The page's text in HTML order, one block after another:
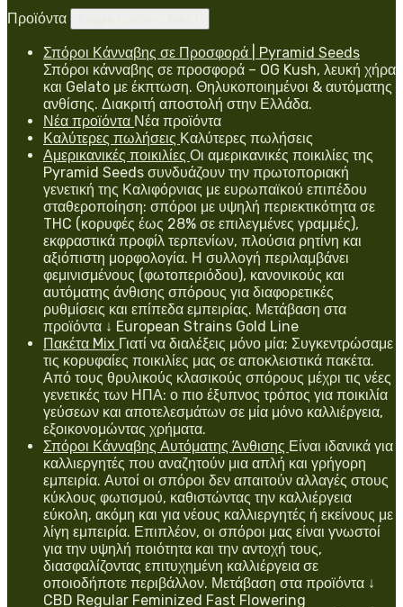
Προϊόντα
Σπόροι Κάνναβης σε Προσφορά | Pyramid Seeds
Σπόροι κάνναβης σε προσφορά – OG Kush, λευκή χήρα
και Gelato με έκπτωση. Θηλυκοποιημένοι & αυτόματης
ανθίσης. Διακριτή αποστολή στην Ελλάδα.
Νέα προϊόντα Νέα προϊόντα
Καλύτερες πωλήσεις Καλύτερες πωλήσεις
Αμερικανικές ποικιλίες Οι αμερικανικές ποικιλίες της
Pyramid Seeds συνδυάζουν την πρωτοποριακή
γενετική της Καλιφόρνιας με ευρωπαϊκού επιπέδου
σταθεροποίηση: σπόροι με υψηλή περιεκτικότητα σε
THC (κορυφές έως 28% σε επιλεγμένες γραμμές),
εκφραστικά προφίλ τερπενίων, πλούσια ρητίνη και
αξιόπιστη μορφολογία. Η συλλογή περιλαμβάνει
φεμινισμένους (φωτοπεριόδου), κανονικούς και
αυτόματης άνθισης σπόρους για διαφορετικές
ρυθμίσεις και επίπεδα εμπειρίας. Μετάβαση στα
προϊόντα ↓ European Strains Gold Line
Πακέτα Mix Γιατί να διαλέξεις μόνο μία; Συγκεντρώσαμε
τις κορυφαίες ποικιλίες μας σε αποκλειστικά πακέτα.
Από τους θρυλικούς κλασικούς σπόρους μέχρι τις νέες
γενετικές των ΗΠΑ: ο πιο έξυπνος τρόπος για ποικιλία
γεύσεων και αποτελεσμάτων σε μία μόνο καλλιέργεια,
εξοικονομώντας χρήματα.
Σπόροι Κάνναβης Αυτόματης Άνθισης Είναι ιδανικά για
καλλιεργητές που αναζητούν μια απλή και γρήγορη
εμπειρία. Αυτοί οι σπόροι δεν απαιτούν αλλαγές στους
κύκλους φωτισμού, καθιστώντας την καλλιέργεια
εύκολη, ακόμη και για νέους καλλιεργητές ή εκείνους με
λίγη εμπειρία. Επιπλέον, οι σπόροι μας είναι γνωστοί
για την υψηλή ποιότητα και την αντοχή τους,
διασφαλίζοντας επιτυχημένη καλλιέργεια σε
οποιοδήποτε περιβάλλον. Μετάβαση στα προϊόντα ↓
CBD Regular Feminized Fast Flowering